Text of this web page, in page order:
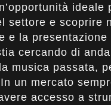
settore e scoprire
e la presentazione
cercando di
musica passata,
un mercato
accesso a